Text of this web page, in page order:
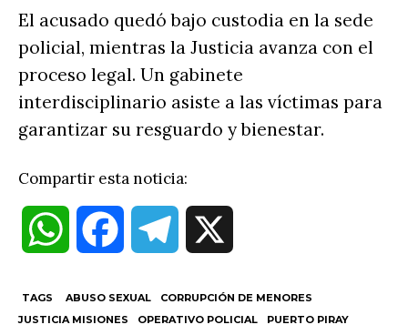
El acusado quedó bajo custodia en la sede
policial, mientras la Justicia avanza con el
proceso legal. Un gabinete
interdisciplinario asiste a las víctimas para
garantizar su resguardo y bienestar.
Compartir esta noticia:
W
a c l
TAGS ABUSO SEXUAL
CORRUPCIÓN DE MENORES
JUSTICIA MISIONES
OPERATIVO POLICIAL PUERTO PIRAY